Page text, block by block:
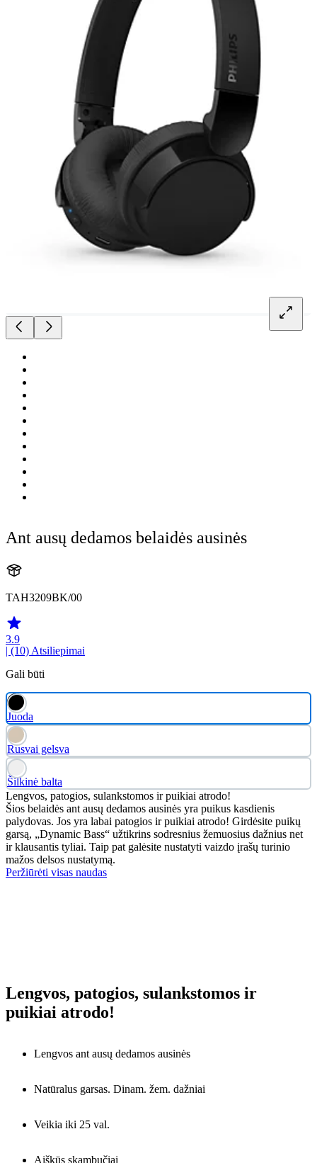
Ant ausų dedamos belaidės ausinės
TAH3209BK/00
3.9
| (10) Atsiliepimai
Gali būti
Juoda
Rusvai gelsva
Šilkinė balta
Lengvos, patogios, sulankstomos ir puikiai atrodo!
Šios belaidės ant ausų dedamos ausinės yra puikus kasdienis
palydovas. Jos yra labai patogios ir puikiai atrodo! Girdėsite puikų
garsą, „Dynamic Bass“ užtikrins sodresnius žemuosius dažnius net
ir klausantis tyliai. Taip pat galėsite nustatyti vaizdo įrašų turinio
mažos delsos nustatymą.
Peržiūrėti visas naudas
Lengvos, patogios, sulankstomos ir
puikiai atrodo!
Lengvos ant ausų dedamos ausinės
Natūralus garsas. Dinam. žem. dažniai
Veikia iki 25 val.
Aiškūs skambučiai